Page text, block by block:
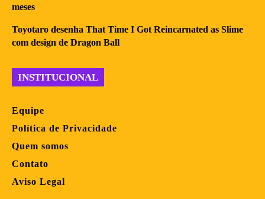
meses
Toyotaro desenha That Time I Got Reincarnated as Slime
com design de Dragon Ball
INSTITUCIONAL
Equipe
Política de Privacidade
Quem somos
Contato
Aviso Legal